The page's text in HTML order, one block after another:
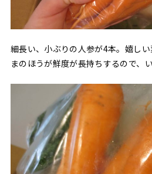
細長い、小ぶりの人参が4本。嬉し
まのほうが鮮度が長持ちするので、